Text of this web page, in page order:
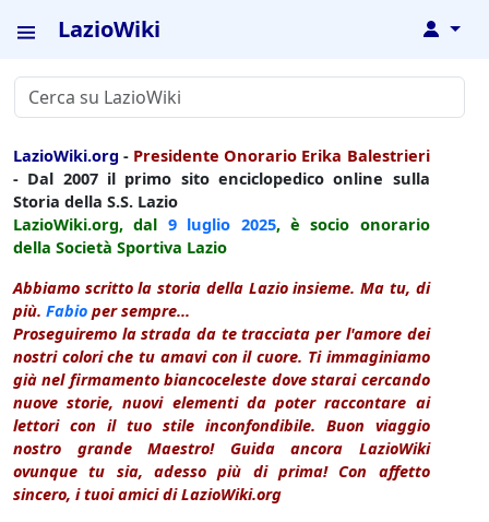
LazioWiki ↓
LazioWiki.org - Presidente Onorario Erika Balestrieri
- Dal 2007 il primo sito enciclopedico online sulla
Storia della S.S. Lazio
LazioWiki.org, dal 9 luglio 2025, è socio onorario
della Società Sportiva Lazio
Abbiamo scritto la storia della Lazio insieme. Ma tu, di
più. Fabio per sempre...
Proseguiremo la strada da te tracciata per l'amore dei
nostri colori che tu amavi con il cuore. Ti immaginiamo
già nel firmamento biancoceleste dove starai cercando
nuove storie, nuovi elementi da poter raccontare ai
lettori con il tuo stile inconfondibile. Buon viaggio
nostro grande Maestro! Guida ancora LazioWiki
ovunque tu sia, adesso più di prima! Con affetto
sincero, i tuoi amici di LazioWiki.org